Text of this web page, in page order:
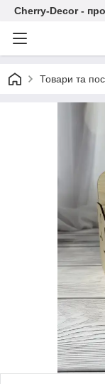
Cherry-Decor -
Товари та